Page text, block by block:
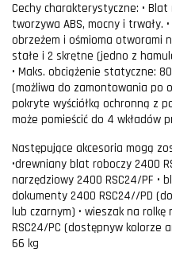
Cechy charakterystyczne: •
tworzywa ABS, mocny i trwały.
obrzeżem i ośmioma otworami
stałe i 2 skrętne (jedno z
• Maks. obciążenie statyczne:
(możliwa do zamontowania po
pokryte wyściółką ochronną z
może pomieścić do 4 wkładów
Następujące akcesoria mogą
•drewniany blat roboczy 2400
narzędziowy 2400 RSC24/PF •
dokumenty 2400 RSC24//PD
lub czarnym) • wieszak na
RSC24/PC (dostępnyw kolorze
66 kg